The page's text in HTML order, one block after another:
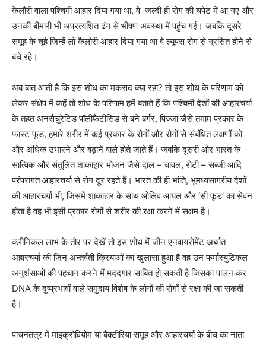
केलौरी वाला पश्चिमी आहार दिया गया था, वे जल्दी ही रोग की चपेट में आ गए और
उनकी बीमारी भी अप्रत्यशित ढंग से भीषण अवस्था में पहुंच गई। जबकि दूसरे
समूह के चूहे जिन्हें लो कैलोरी आहार दिया गया था वे ल्यूपस रोग से ग्रसित होने से
बचे रहे।
अब बात आती है कि इस शोध का मकसद क्या रहा? तो इस शोध के परिणाम को
लेकर संक्षेप में कहें तो शोध के परिणाम हमें बताते हैं कि पश्चिमी देशों की आहारचर्या
के तहत अनसैचुरेटिड पॉलीफैटीसिड से बने बर्गर, पिज्जा जैसे तमाम प्रकार के
फास्ट फूड, हमारे शरीर में कई प्रकार के रोगों और रोगों से संबंधित लक्षणों को
और अधिक उभारने और बढ़ाने वाले होते जाते हैं। जबकि दूसरी ओर भारत के
सात्विक और संतुलित शाकाहार भोजन जैसे दाल – चावल, रोटी – सब्जी आदि
परंपरागत आहारचर्या से रोग दूर रहते हैं। भारत की ही भांति, भूमध्यसागरीय देशों
की आहारचर्या भी, जिसमें शाकाहार के साथ ओलिव आयल और ‘सी फूड’ का सेवन
होता है वह भी इसी प्रकार रोगों से शरीर की रक्षा करने में सक्षम है।
क्लीनिकल लाभ के तौर पर देखें तो इस शोध में जीन एनवायरोमेंट अर्थात
अहारचर्या की जिन अन्तर्वती क्रियाओं का खुलासा हुआ है वह उन फर्मास्युटिकल
अनुशंसाओं की पहचान करने में मददगार साबित हो सकती है जिसका पालन कर
DNA के दुष्प्रभावों वाले समुदाय विशेष के लोगों की रोगों से रक्षा की जा सकती
है।
पाचनतंत्र में माइक्रोवियोम या बैक्टीरिया समूह और आहारचर्या के बीच का नाता